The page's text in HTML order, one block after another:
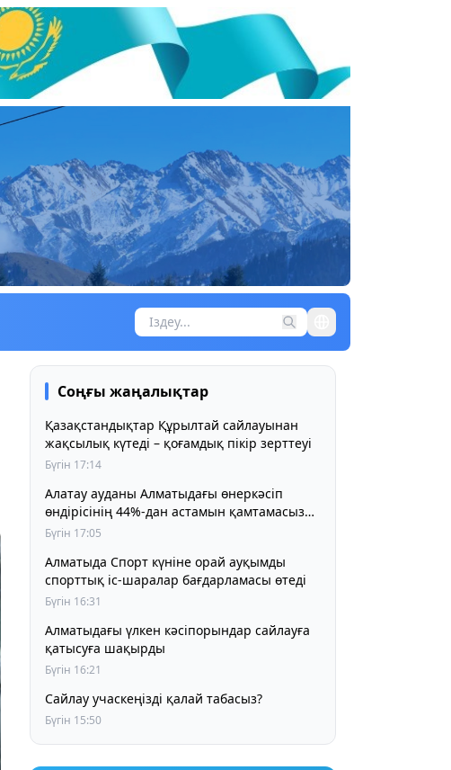
Соңғы жаңалықтар
Қазақстандықтар Құрылтай сайлауынан
жақсылық күтеді – қоғамдық пікір зерттеуі
Бүгін 17:14
Алатау ауданы Алматыдағы өнеркәсіп
өндірісінің 44%-дан астамын қамтамасыз
етіп отыр
Бүгін 17:05
Алматыда Спорт күніне орай ауқымды
спорттық іс-шаралар бағдарламасы өтеді
Бүгін 16:31
Алматыдағы үлкен кәсіпорындар сайлауға
қатысуға шақырды
Бүгін 16:21
Сайлау учаскеңізді қалай табасыз?
Бүгін 15:50